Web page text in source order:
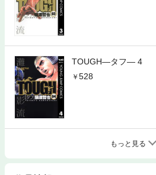
TOUGH―タフ― 4
528
もっと見る